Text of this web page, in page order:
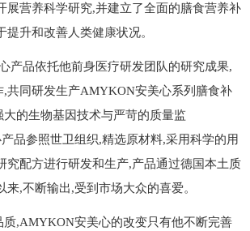
展营养科学研究,并建立了全面的膳食营养补
提升和改善人类健康状况。
产品依托他前身医疗研发团队的研究成果,
,共同研发生产AMYKON安美心系列膳食补
大的生物基因技术与严苛的质量监
品参照世卫组织,精选原材料,采用科学的用
究配方进行研发和生产,产品通过德国本土质
来,不断输出,受到市场大众的喜爱。
质,AMYKON安美心的改变只有他不断完善